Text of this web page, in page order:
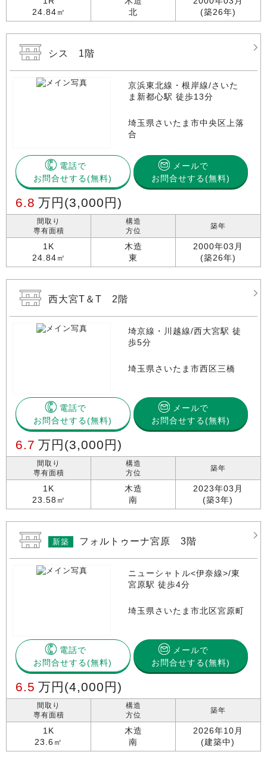
24.84㎡
北
(築26年)
シス 1階
京浜東北線・根岸線/さいた
ま新都心駅 徒歩13分
埼玉県さいたま市中央区上落
合
電話で
お問合せする
メールで
お問合せする(無料)
6.8 万円 (3,000円)
間取り
専有面積
1K
24.84㎡
構造
方位
木造
東
築年
2000年03月
(築26年)
西大宮T＆T 2階
埼京線・川越線/西大宮駅 徒
歩5分
埼玉県さいたま市西区三橋
電話で
お問合せする
メールで
お問合せする(無料)
6.7 万円 (3,000円)
間取り
専有面積
1K
23.58㎡
構造
方位
木造
南
築年
2023年03月
(築3年)
新築 フォルトゥーナ宮原 3階
ニューシャトル<伊奈線>/東
宮原駅 徒歩4分
埼玉県さいたま市北区宮原町
電話で
お問合せする
メールで
お問合せする(無料)
6.5 万円 (4,000円)
間取り
専有面積
1K
23.6㎡
構造
方位
木造
南
築年
2026年10月
(建築中)